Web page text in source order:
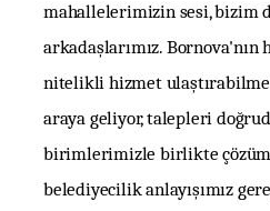
mahallelerimizin sesi, bizim
arkadaşlarımız.
nitelikli hizmet
araya geliyor, talepleri
birimlerimizle birlikte çözüm
belediyecilik anlayışımız